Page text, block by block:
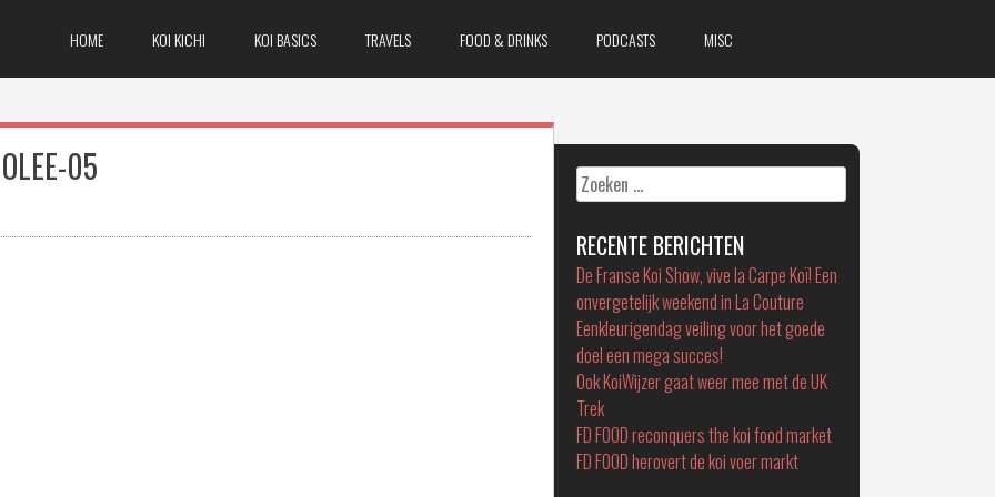
HOME KOI KICHI KOI BASICS TRAVELS FOOD & DRINKS PODCASTS MISC
05
Zoeken
naar:
RECENTE BERICHTEN
De Franse Koi Show, vive la Carpe Koï! Een
onvergetelijk weekend in La Couture
Eenkleurigendag veiling voor het goede
doel een mega succes!
Ook KoiWijzer gaat weer mee met de UK
Trek
FD FOOD reconquers the koi food market
FD FOOD herovert de koi voer markt